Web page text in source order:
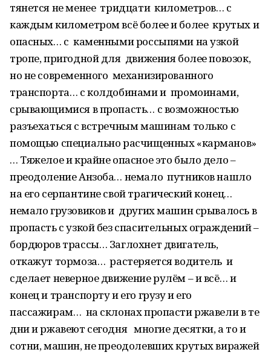
тянется не менее тридцати километров… с
каждым километром всё более и более крутых и
опасных… с каменными россыпями на узкой
тропе, пригодной для движения более повозок,
но не современного механизированного
транспорта… с колдобинами и промоинами,
срывающимися в пропасть… с возможностью
разъехаться с встречным машинам только с
помощью специально расчищенных «карманов»
… Тяжелое и крайне опасное это было дело –
преодоление Анзоба… немало путников нашло
на его серпантине свой трагический конец…
немало грузовиков и других машин срывалось в
пропасть с узкой без спасительных ограждений –
бордюров трассы… Заглохнет двигатель,
откажут тормоза… растеряется водитель и
сделает неверное движение рулём – и всё… и
конец и транспорту и его грузу и его
пассажирам… на склонах пропасти ржавели в те
дни и ржавеют сегодня многие десятки, а то и
сотни, машин, не преодолевших крутых виражей